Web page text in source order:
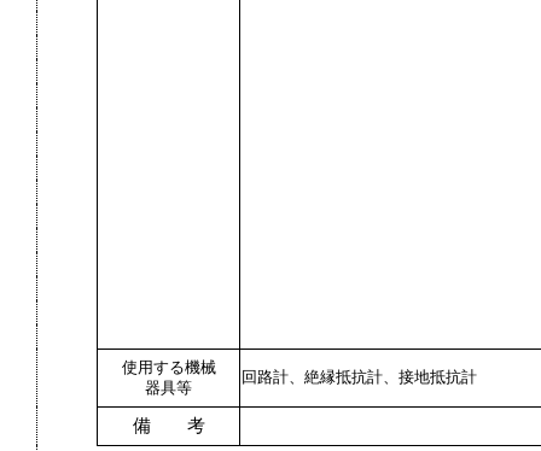
使用する機械
器具等
回路計、絶縁抵抗計、接地抵抗計
備 考